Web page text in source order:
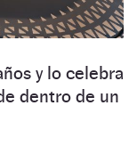
y lo celebra
dentro de un